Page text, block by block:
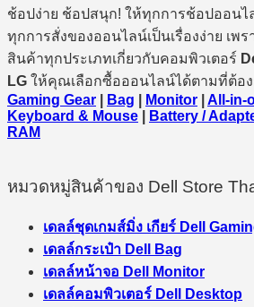
ช้อปง่าย ช้อปสนุก! ให้ทุกการช้อปออนไ
ทุกการสั่งของออนไลน์เป็นเรื่องง่าย เพร
สินค้าทุกประเภทเกี่ยวกับคอมพิวเตอร์
LG ให้คุณเลือกซื้อออนไลน์ได้ตามที่ต้อง
Gaming Gear
Bag Monitor All-in-
Keyboard & Mouse
Battery /
RAM
หมวดหมู่สินค้าของ Dell Store
เดลล์ชุดเกมส์มิ่ง เกียร์ Dell
เดลล์กระเป๋า Dell Bag
เดลล์หน้าจอ Dell Monitor
เดลล์คอมพิวเตอร์ Dell Desktop